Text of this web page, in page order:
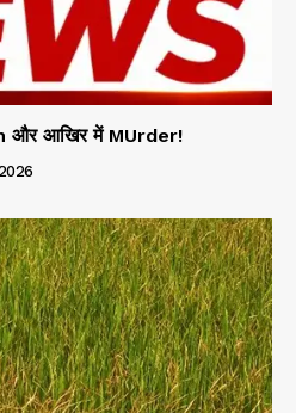
और आखिर में MUrder!